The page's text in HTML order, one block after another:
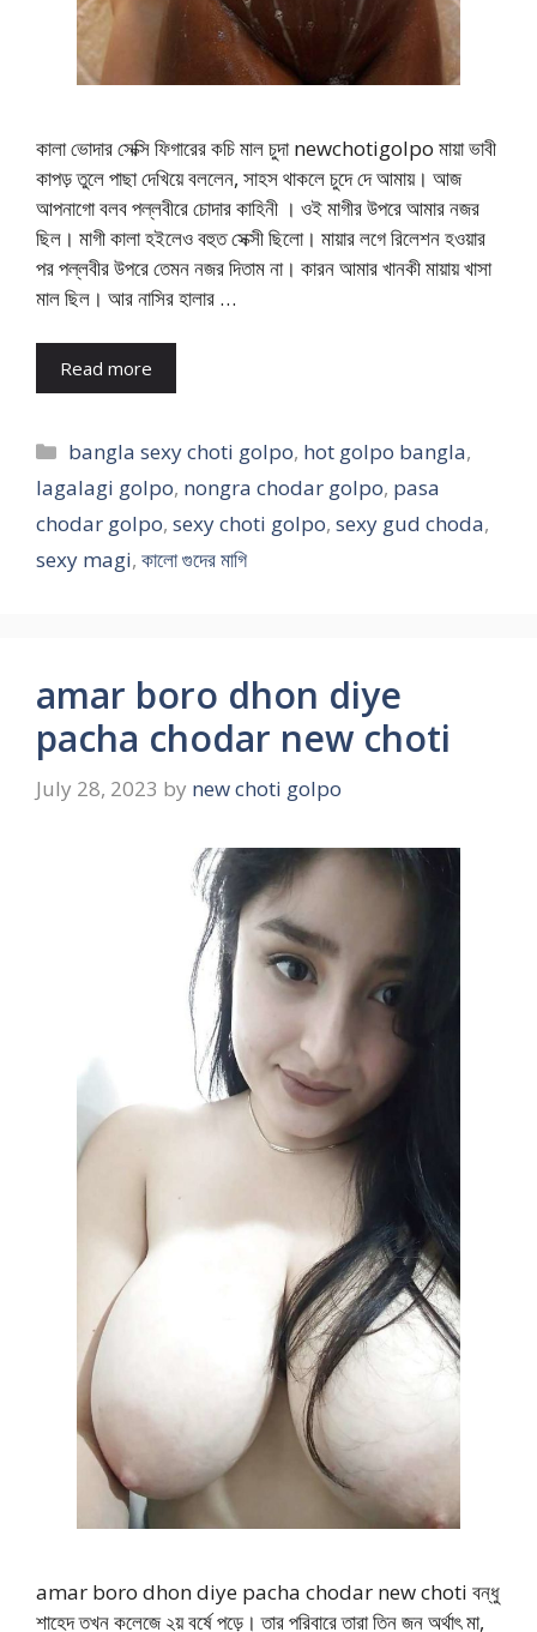
কালা ভোদার সেক্সি ফিগারের কচি মাল চুদা newchotigolpo মায়া ভাবী
কাপড় তুলে পাছা দেখিয়ে বললেন, সাহস থাকলে চুদে দে আমায়। আজ
আপনাগো বলব পল্লবীরে চোদার কাহিনী । ওই মাগীর উপরে আমার নজর
ছিল। মাগী কালা হইলেও বহুত সেক্সী ছিলো। মায়ার লগে রিলেশন হওয়ার
পর পল্লবীর উপরে তেমন নজর দিতাম না। কারন আমার খানকী মায়ায় খাসা
মাল ছিল। আর নাসির হালার …
Read more
Categories
bangla sexy choti golpo, hot golpo bangla,
lagalagi golpo, nongra chodar golpo, pasa
chodar golpo, sexy choti golpo, sexy gud choda,
sexy magi, কালো গুদের মাগি
amar boro dhon diye
pacha chodar new choti
July 28, 2023 by new choti golpo
amar boro dhon diye pacha chodar new choti বন্ধু
শাহেদ তখন কলেজে ২য় বর্ষে পড়ে। তার পরিবারে তারা তিন জন অর্থাৎ মা,